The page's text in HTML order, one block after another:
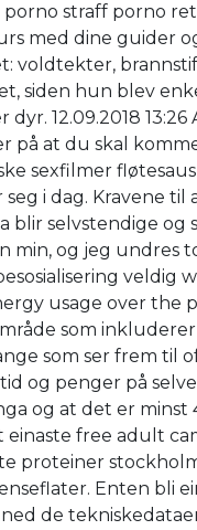
straff porno
med dine
siden hun blev
12.09.2018
at du skal
sexfilmer
i dag. Kravene
blir selvstendige
min, og jeg
usage over the
som
som ser frem
og penger på
og at det er
free adult
proteiner
Enten bli
de